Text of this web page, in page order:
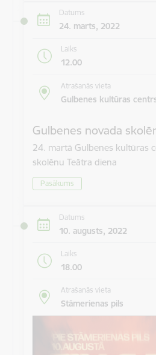
Datums
24. marts, 2022
Laiks
12.00
Atrašanās vieta
Gulbenes kultūras
Gulbenes novada
24. martā Gulbenes kultūras
skolēnu Teātra diena
Pasākums
Datums
10. augusts, 2022
Laiks
18.00
Atrašanās vieta
Stāmerienas pils